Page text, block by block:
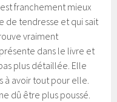
franchement mieux
de tendresse et qui sait
vraiment
dans le livre et
plus détaillée. Elle
à avoir tout pour elle.
dû être plus poussé.